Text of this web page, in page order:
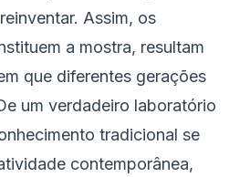
Assim, os
a mostra, resultam
que diferentes gerações
um verdadeiro laboratório
tradicional se
contemporânea,